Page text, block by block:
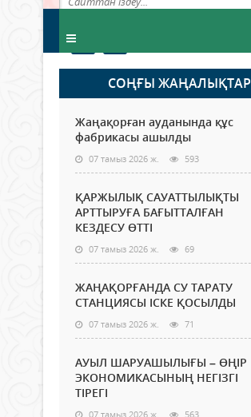
СОҢҒЫ ЖАҢАЛЫҚТАР
Жаңақорған ауданында құс
фабрикасы ашылды
07 тамыз 2026 ж. 593
ҚАРЖЫЛЫҚ САУАТТЫЛЫҚТЫ
АРТТЫРУҒА БАҒЫТТАЛҒАН
КЕЗДЕСУ ӨТТІ
07 тамыз 2026 ж. 69
ЖАҢАҚОРҒАНДА СУ ТАРАТУ
СТАНЦИЯСЫ ІСКЕ ҚОСЫЛДЫ
07 тамыз 2026 ж. 71
АУЫЛ ШАРУАШЫЛЫҒЫ – ӨҢІР
ЭКОНОМИКАСЫНЫҢ НЕГІЗГІ
ТІРЕГІ
07 тамыз 2026 ж. 563